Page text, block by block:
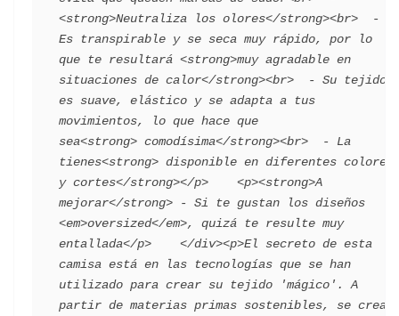
<strong>Neutraliza los olores</strong><br>  -
Es transpirable y se seca muy rápido, por lo
que te resultará <strong>muy agradable en
situaciones de calor</strong><br>  - Su tejido
es suave, elástico y se adapta a tus
movimientos, lo que hace que
sea<strong> comodísima</strong><br>  - La
tienes<strong> disponible en diferentes colores
y cortes</strong></p>    <p><strong>A
mejorar</strong> - Si te gustan los diseños
<em>oversized</em>, quizá te resulte muy
entallada</p>    </div><p>El secreto de esta
camisa está en las tecnologías que se han
utilizado para crear su tejido 'mágico'. A
partir de materias primas sostenibles, se crean